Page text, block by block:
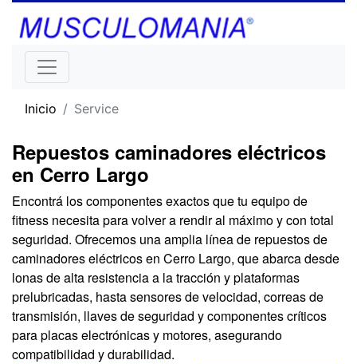
Inicio Service
Repuestos caminadores eléctricos
en Cerro Largo
Encontrá los componentes exactos que tu equipo de
fitness necesita para volver a rendir al máximo y con total
seguridad. Ofrecemos una amplia línea de repuestos de
caminadores eléctricos en Cerro Largo, que abarca desde
lonas de alta resistencia a la tracción y plataformas
prelubricadas, hasta sensores de velocidad, correas de
transmisión, llaves de seguridad y componentes críticos
para placas electrónicas y motores, asegurando
compatibilidad y durabilidad.